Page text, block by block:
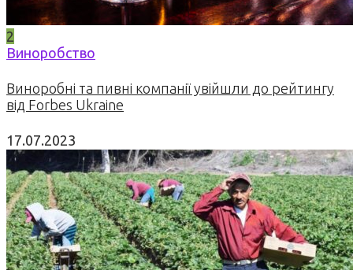
2
Виноробство
Виноробні та пивні компанії увійшли до рейтингу
від Forbes Ukraine
17.07.2023